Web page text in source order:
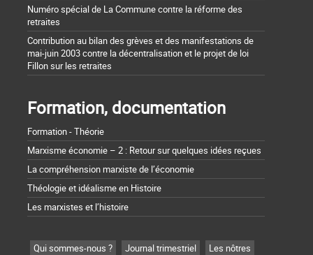
Numéro spécial de La Commune contre la réforme des
retraites
Contribution au bilan des grèves et des manifestations de
mai-juin 2003 contre la décentralisation et le projet de loi
Fillon sur les retraites
Formation, documentation
Formation - Théorie
Marxisme économie – 2 : Retour sur quelques idées reçues
La compréhension marxiste de l’économie
Théologie et idéalisme en Histoire
Les marxistes et l’histoire
Qui sommes-nous ? Journal trimestriel
Les nôtres